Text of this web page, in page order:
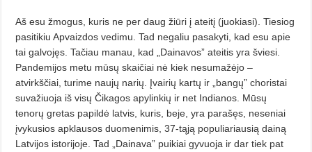
Aš esu žmogus, kuris ne per daug žiūri į ateitį (juokiasi). Tiesiog
pasiti­kiu Apvaizdos vedimu. Tad negaliu pasakyti, kad esu apie
tai galvojęs. Ta­čiau manau, kad „Dainavos” ateitis yra šviesi.
Pandemijos metu mūsų skaičiai nė kiek nesumažėjo –
atvirkščiai, turime naujų narių. Įvai­rių kartų ir „bangų” choristai
suvažiuoja iš visų Čikagos apylinkių ir net Indianos. Mūsų
tenorų gretas papildė latvis, kuris, beje, yra parašęs, neseniai
įvykusios apklausos duomeni­mis, 37-tąją populiariausią dainą
Lat­vijos istorijoje. Tad „Dainava” puikiai gyvuoja ir dar tiek pat